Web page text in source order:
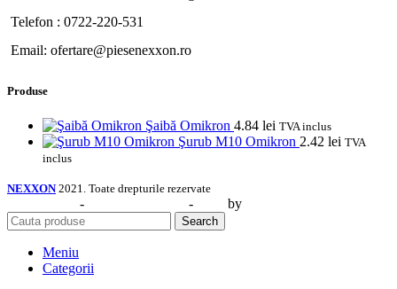
Telefon : 0722-220-531
Email: ofertare@piesenexxon.ro
Produse
Şaibă Omikron 4.84 lei TVA inclus
Şurub M10 Omikron 2.42 lei TVA
inclus
NEXXON 2021. Toate drepturile rezervate
- - by
Search
Meniu
Categorii